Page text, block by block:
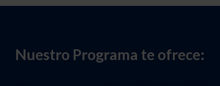
Nuestro Programa te ofrece: